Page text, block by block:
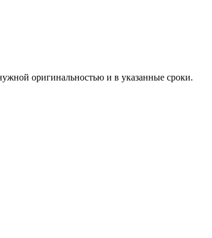
оригинальностью и в указанные сроки.